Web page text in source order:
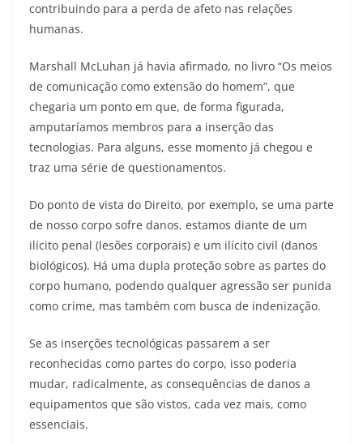
contribuindo para a perda de afeto nas relações
humanas.
Marshall McLuhan já havia afirmado, no livro “Os meios
de comunicação como extensão do homem”, que
chegaria um ponto em que, de forma figurada,
amputaríamos membros para a inserção das
tecnologias. Para alguns, esse momento já chegou e
traz uma série de questionamentos.
Do ponto de vista do Direito, por exemplo, se uma parte
de nosso corpo sofre danos, estamos diante de um
ilícito penal (lesões corporais) e um ilícito civil (danos
biológicos). Há uma dupla proteção sobre as partes do
corpo humano, podendo qualquer agressão ser punida
como crime, mas também com busca de indenização.
Se as inserções tecnológicas passarem a ser
reconhecidas como partes do corpo, isso poderia
mudar, radicalmente, as consequências de danos a
equipamentos que são vistos, cada vez mais, como
essenciais.